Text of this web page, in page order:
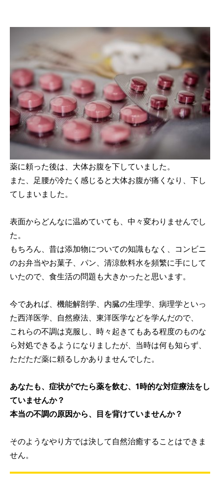
薬に頼った後は、大体お腹を下していました。
また、足腰が冷たく感じると大体お腹が痛くなり、下し
てしまいました。
表面からどんなに温めていても、中々変わりませんでし
た。
もちろん、昔は添加物についての知識もなく、コンビニ
のお弁当やお菓子、パン、清涼飲料水を頻繁に手にして
いたので、食生活の問題も大きかったと思います。
今であれば、機能解剖学、内臓の生理学、病理学といっ
た西洋医学、自然療法、東洋医学などを学んだので、
これらの不調は克服し、時々起きてもある程度のものな
ら対処できるようになりましたが、当時は何も知らず、
ただただ薬に頼るしかありませんでした。
あなたも、症状がでたら薬を飲む、1時的な対症療法をし
ていませんか？
本当の不調の原因から、目を背けていませんか？
そのようなやり方では決して自然治癒することはできま
せん。